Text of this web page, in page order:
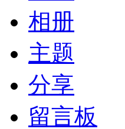
相册
主题
分享
留言板